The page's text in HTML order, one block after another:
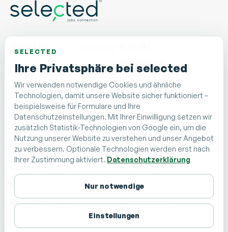
Unternehmen
Über
Uns
Blog
Kontakt
selected ag
CH - 2502 Biel/Bienne
Tel. 032 510 01 01
info@selectedjobs.ch
Öffnungszeiten
13:00 – 17:30
Follow us
Facebook
Instagram
TikTok
SELECTED
Ihre Privatsphäre bei selected
Wir verwenden notwendige Cookies und ähnliche
Technologien, damit unsere Website sicher funktioniert –
beispielsweise für Formulare und Ihre
Datenschutzeinstellungen. Mit Ihrer Einwilligung setzen wir
zusätzlich Statistik-Technologien von Google ein, um die
Nutzung unserer Website zu verstehen und unser Angebot
zu verbessern. Optionale Technologien werden erst nach
Ihrer Zustimmung aktiviert. Datenschutzerklärung
Nur notwendige
Einstellungen